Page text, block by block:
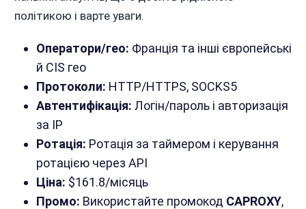
політикою і варте уваги.
Оператори/гео: Франція та інші європейські
й CIS гео
Протоколи: HTTP/HTTPS, SOCKS5
Автентифікація: Логін/пароль і авторизація
за IP
Ротація: Ротація за таймером і керування
ротацією через API
Ціна: $161.8/місяць
Промо: Використайте промокод CAPROXY,